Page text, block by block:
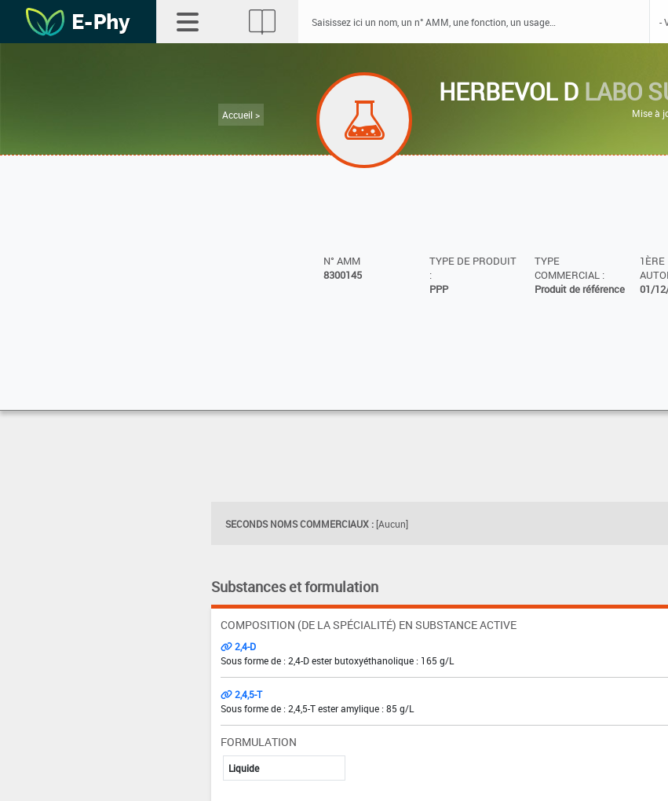
Accueil >
HERBEVOL D LABO
Mise à
N° AMM
8300145
TYPE DE PRODUIT
:
PPP
TYPE
COMMERCIAL :
Produit de référence
1ÈRE
01/
SECONDS NOMS COMMERCIAUX : [Aucun]
Substances et formulation
COMPOSITION (DE LA SPÉCIALITÉ) EN SUBSTANCE ACTIVE
2,4-D
Sous forme de : 2,4-D ester butoxyéthanolique : 165 g/L
2,4,5-T
Sous forme de : 2,4,5-T ester amylique : 85 g/L
FORMULATION
Liquide